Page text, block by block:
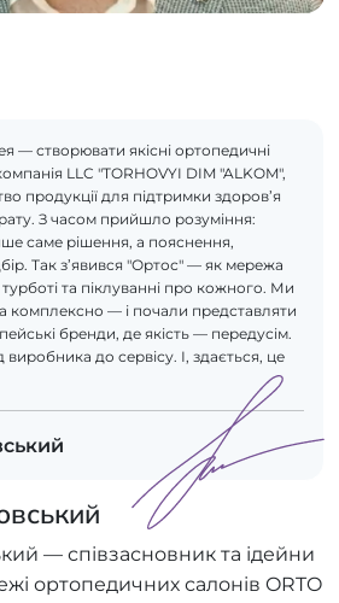
— створювати якісні ортопедичні
LLC "TORHOVYI DIM "ALKOM",
продукції для підтримки здоров’я
З часом прийшло розуміння:
саме рішення, а пояснення,
Так з’явився "Ортос" — як мережа
та піклуванні про кожного. Ми
комплексно — і почали представляти
бренди, де якість — передусім.
виробника до сервісу. І, здається, це
— співзасновник та ідейни
ортопедичних салонів ORTO